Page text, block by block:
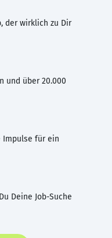
der wirklich zu Dir
und über 20.000
Impulse für ein
Deine Job-Suche